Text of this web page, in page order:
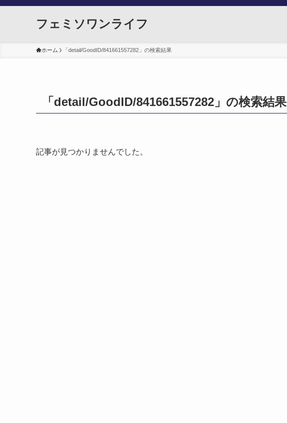
フェミソワンライフ
ホーム 「detail/GoodID/841661557282」の検索結果
「detail/GoodID/841661557282」の検索結果
記事が見つかりませんでした。